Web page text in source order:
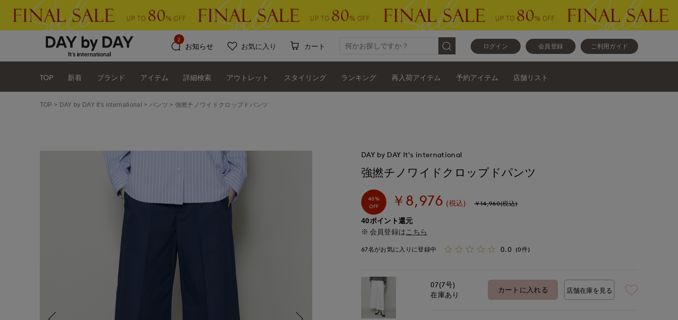
ログイン 会員登録 ご利用ガイド
お知らせ
2
お気に入り カート
TOP 新着 ブランド アイテム 詳細検索 アウトレット スタイリング ランキング 再入荷アイテム 予約アイテム 店舗リスト
TOP DAY by DAY It's international パンツ 強撚チノワイドクロップドパンツ
DAY by DAY It's international
強撚チノワイドクロップドパンツ
40%
OFF
￥8,976 (税込) ￥14,960(税込)
40ポイント還元
会員登録は こちら
67名がお気に入りに登録中 0.0 (0件)
07(7号)
在庫あり
カートに入れる 店舗在庫を見る